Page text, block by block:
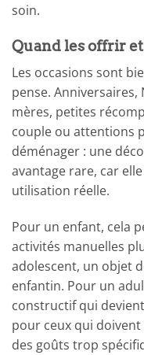
soin.
Quand les offrir
Les occasions sont
pense. Anniversaires,
mères, petites
couple ou attentions
déménager : une
avantage rare, car
utilisation réelle.
Pour un enfant, cela
activités manuelles
adolescent, un objet
enfantin. Pour un
constructif qui
pour ceux qui
des goûts trop